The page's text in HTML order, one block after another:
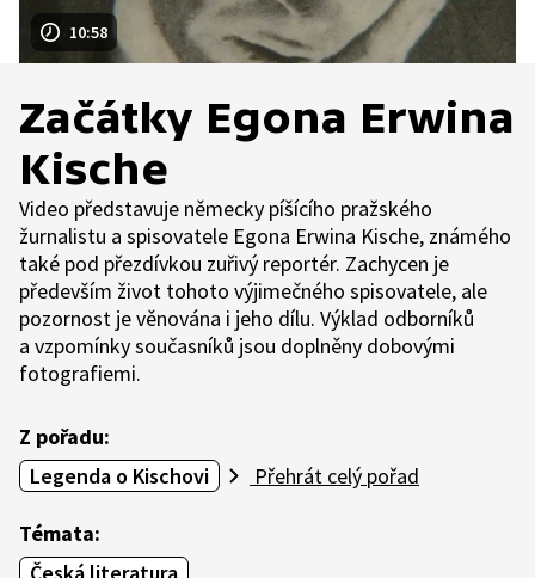
10:58
Začátky Egona Erwina
Kische
Video představuje německy píšícího pražského
žurnalistu a spisovatele Egona Erwina Kische, známého
také pod přezdívkou zuřivý reportér. Zachycen je
především život tohoto výjimečného spisovatele, ale
pozornost je věnována i jeho dílu. Výklad odborníků
a vzpomínky současníků jsou doplněny dobovými
fotografiemi.
Z pořadu:
Legenda o Kischovi
Přehrát celý pořad
Témata: